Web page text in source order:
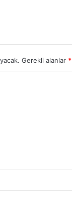
Gerekli alanlar *